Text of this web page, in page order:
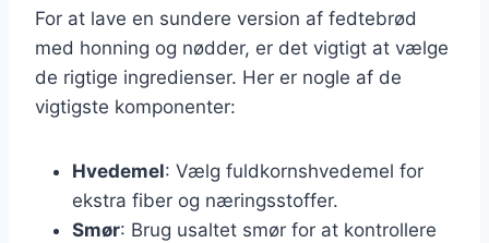
For at lave en sundere version af fedtebrød
med honning og nødder, er det vigtigt at vælge
de rigtige ingredienser. Her er nogle af de
vigtigste komponenter:
Hvedemel: Vælg fuldkornshvedemel for
ekstra fiber og næringsstoffer.
Smør: Brug usaltet smør for at kontrollere